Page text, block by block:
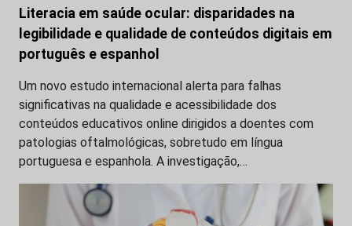
Literacia em saúde ocular: disparidades na
legibilidade e qualidade de conteúdos digitais em
português e espanhol
Um novo estudo internacional alerta para falhas
significativas na qualidade e acessibilidade dos
conteúdos educativos online dirigidos a doentes com
patologias oftalmológicas, sobretudo em língua
portuguesa e espanhola. A investigação,…